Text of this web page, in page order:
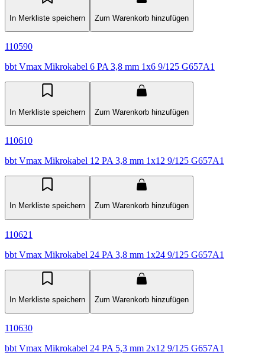
In Merkliste speichern Zum Warenkorb hinzufügen
110590
bbt Vmax Mikrokabel 6 PA 3,8 mm 1x6 9/125 G657A1
In Merkliste speichern Zum Warenkorb hinzufügen
110610
bbt Vmax Mikrokabel 12 PA 3,8 mm 1x12 9/125 G657A1
In Merkliste speichern Zum Warenkorb hinzufügen
110621
bbt Vmax Mikrokabel 24 PA 3,8 mm 1x24 9/125 G657A1
In Merkliste speichern Zum Warenkorb hinzufügen
110630
bbt Vmax Mikrokabel 24 PA 5,3 mm 2x12 9/125 G657A1